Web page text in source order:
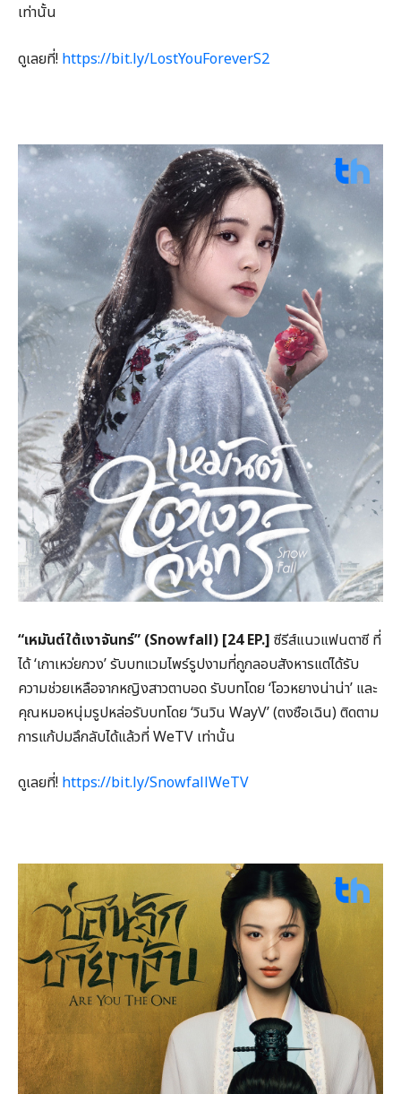
เท่านั้น
ดูเลยที่! https://bit.ly/LostYouForeverS2
“เหมันต์ใต้เงาจันทร์” (Snowfall) [24 EP.] ซีรีส์แนวแฟนตาซี ที่
ได้ ‘เกาเหว่ยกวง’ รับบทแวมไพร์รูปงามที่ถูกลอบสังหารแต่ได้รับ
ความช่วยเหลือจากหญิงสาวตาบอด รับบทโดย ‘โอวหยางน่าน่า’ และ
คุณหมอหนุ่มรูปหล่อรับบทโดย ‘วินวิน WayV’ (ตงซือเฉิน) ติดตาม
การแก้ปมลึกลับได้แล้วที่ WeTV เท่านั้น
ดูเลยที่! https://bit.ly/SnowfallWeTV